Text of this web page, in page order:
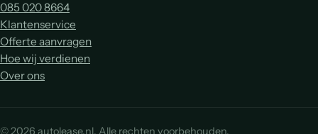
085 020 8664
Klantenservice
Offerte aanvragen
Hoe wij verdienen
Over ons
© 2026 autolease.nl. Alle rechten voorbehouden.